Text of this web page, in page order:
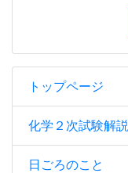
トップページ
化学２次試験解説
日ごろのこと